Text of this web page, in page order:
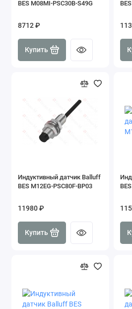
BES M08MI-PSC30B-S49G
8712 ₽
Купить
Индуктивный датчик Balluff
BES M12EG-PSC80F-BP03
11980 ₽
Купить